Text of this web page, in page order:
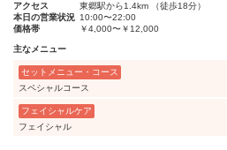
アクセス
東郷駅から1.4km （徒歩18分）
本日の営業状況 10:00〜22:00
価格帯
￥4,000〜￥12,000
主なメニュー
セットメニュー・コース
スペシャルコース
フェイシャルケア
フェイシャル